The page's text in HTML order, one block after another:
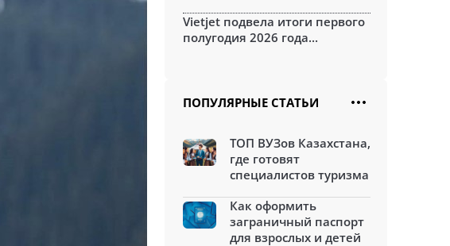
Vietjet подвела итоги первого
полугодия 2026 года...
ПОПУЛЯРНЫЕ СТАТЬИ
ТОП ВУЗов Казахстана,
где готовят
специалистов туризма
Как оформить
заграничный паспорт
для взрослых и детей